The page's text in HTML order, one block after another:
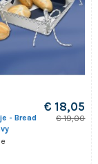
- Bread
€ 18,05
€ 19,00